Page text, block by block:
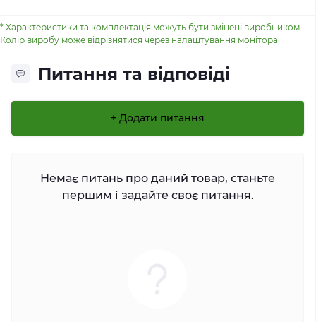
* Характеристики та комплектація можуть бути змінені виробником.
Колір виробу може відрізнятися через налаштування монітора
Питання та відповіді
+ Додати питання
Немає питань про даний товар, станьте
першим і задайте своє питання.